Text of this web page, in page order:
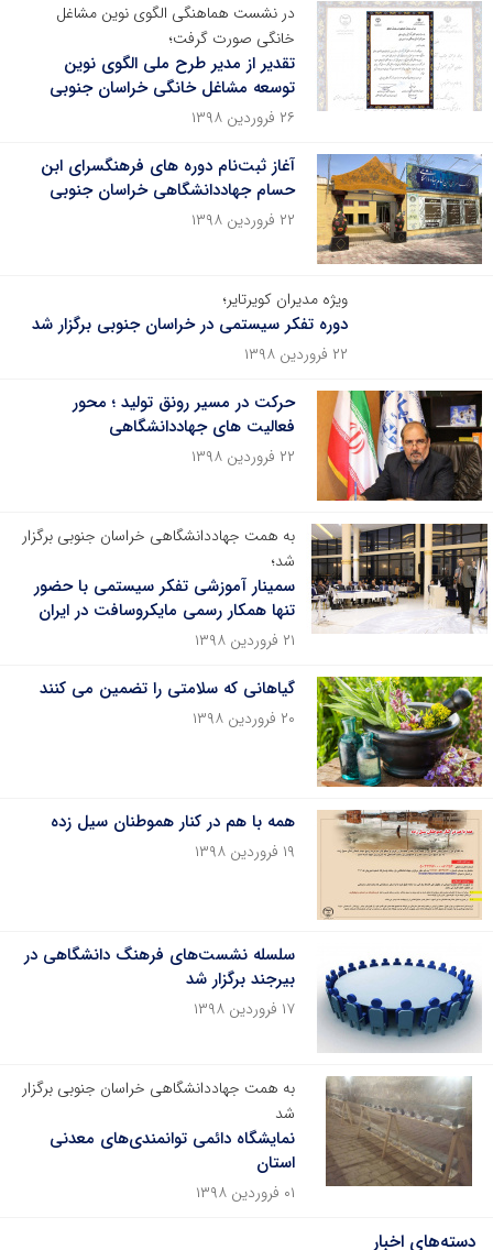
در نشست هماهنگی الگوی نوین مشاغل
خانگی صورت گرفت؛
تقدیر از مدیر طرح ملی الگوی نوین
توسعه مشاغل خانگی خراسان جنوبی
۲۶ فروردین ۱۳۹۸
آغاز ثبت‌نام دوره های فرهنگسرای ابن
حسام جهاددانشگاهی خراسان جنوبی
۲۲ فروردین ۱۳۹۸
ویژه مدیران کویرتایر؛
دوره تفکر سیستمی در خراسان جنوبی برگزار شد
۲۲ فروردین ۱۳۹۸
حرکت در مسیر رونق تولید ؛ محور
فعالیت های جهاددانشگاهی
۲۲ فروردین ۱۳۹۸
به همت جهاددانشگاهی خراسان جنوبی برگزار
شد؛
سمینار آموزشی تفکر سیستمی با حضور
تنها همکار رسمی مایکروسافت در ایران
۲۱ فروردین ۱۳۹۸
گیاهانی که سلامتی را تضمین می کنند
۲۰ فروردین ۱۳۹۸
همه با هم در کنار هموطنان سیل زده
۱۹ فروردین ۱۳۹۸
سلسله نشست‌های فرهنگ دانشگاهی در
بیرجند برگزار شد
۱۷ فروردین ۱۳۹۸
به همت جهاددانشگاهی خراسان جنوبی برگزار
شد
نمایشگاه دائمی توانمندی‌های معدنی
استان
۰۱ فروردین ۱۳۹۸
دسته‌های اخبار